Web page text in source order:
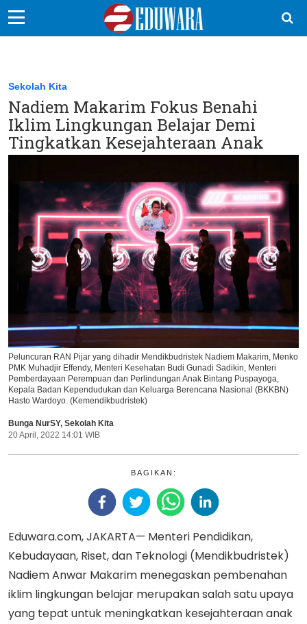
Sekolah Kita
Vokasi
Kampus
Idea
Sains
EduDana
Ikuti Kami di:
Sekolah Kita
Nadiem Makarim Fokus Benahi
Iklim Lingkungan Belajar Demi
Tingkatkan Kesejahteraan Anak
Peluncuran RAN Pijar yang dihadir Mendikbudristek Nadiem Makarim, Menko
PMK Muhadjir Effendy, Menteri Kesehatan Budi Gunadi Sadikin, Menteri
Pemberdayaan Perempuan dan Perlindungan Anak Bintang Puspayoga,
Kepala Badan Kependudukan dan Keluarga Berencana Nasional (BKKBN)
Hasto Wardoyo. (Kemendikbudristek)
Bunga NurSY, Sekolah Kita
20 April, 2022 14:01 WIB
BAGIKAN:
Eduwara.com, JAKARTA— Menteri Pendidikan,
Kebudayaan, Riset, dan Teknologi (Mendikbudristek)
Nadiem Anwar Makarim menegaskan pembenahan
iklim lingkungan belajar merupakan salah satu upaya
yang tepat untuk meningkatkan kesejahteraan anak